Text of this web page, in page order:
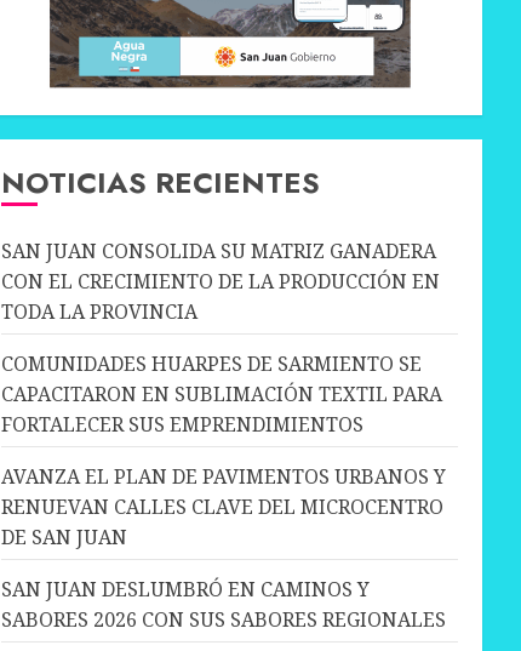
NOTICIAS RECIENTES
SAN JUAN CONSOLIDA SU MATRIZ GANADERA
CON EL CRECIMIENTO DE LA PRODUCCIÓN EN
TODA LA PROVINCIA
COMUNIDADES HUARPES DE SARMIENTO SE
CAPACITARON EN SUBLIMACIÓN TEXTIL PARA
FORTALECER SUS EMPRENDIMIENTOS
AVANZA EL PLAN DE PAVIMENTOS URBANOS Y
RENUEVAN CALLES CLAVE DEL MICROCENTRO
DE SAN JUAN
SAN JUAN DESLUMBRÓ EN CAMINOS Y
SABORES 2026 CON SUS SABORES REGIONALES